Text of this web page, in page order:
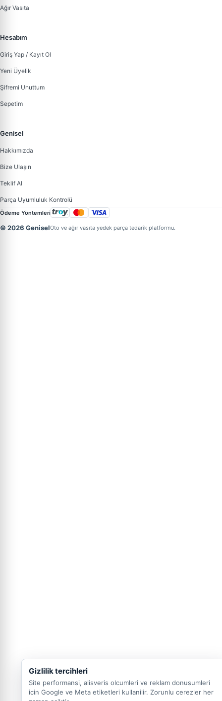
Ağır Vasıta
Hesabım
Giriş Yap / Kayıt Ol
Yeni Üyelik
Şifremi Unuttum
Sepetim
Genisel
Hakkımızda
Bize Ulaşın
Teklif Al
Parça Uyumluluk Kontrolü
Ödeme Yöntemleri
© 2026 GeniselOto ve ağır vasıta yedek parça tedarik platformu.
Gizlilik tercihleri
Site performansi, alisveris olcumleri ve reklam donusumleri
icin Google ve Meta etiketleri kullanilir. Zorunlu cerezler her